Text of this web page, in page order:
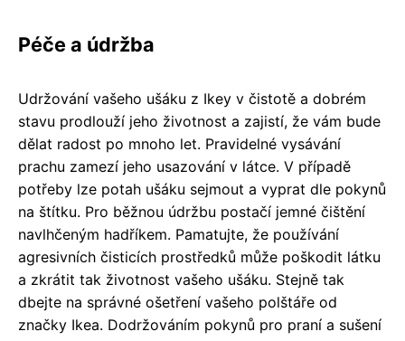
Péče a údržba
Udržování vašeho ušáku z Ikey v čistotě a dobrém
stavu prodlouží jeho životnost a zajistí, že vám bude
dělat radost po mnoho let. Pravidelné vysávání
prachu zamezí jeho usazování v látce. V případě
potřeby lze potah ušáku sejmout a vyprat dle pokynů
na štítku. Pro běžnou údržbu postačí jemné čištění
navlhčeným hadříkem. Pamatujte, že používání
agresivních čisticích prostředků může poškodit látku
a zkrátit tak životnost vašeho ušáku. Stejně tak
dbejte na správné ošetření vašeho polštáře od
značky Ikea. Dodržováním pokynů pro praní a sušení